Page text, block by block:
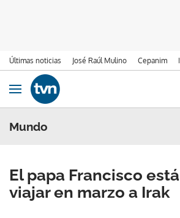
Últimas noticias José Raúl Mulino Cepanim
Ir al contenido
Obrir navegació
Mundo
El papa Francisco
viajar en marzo a Irak